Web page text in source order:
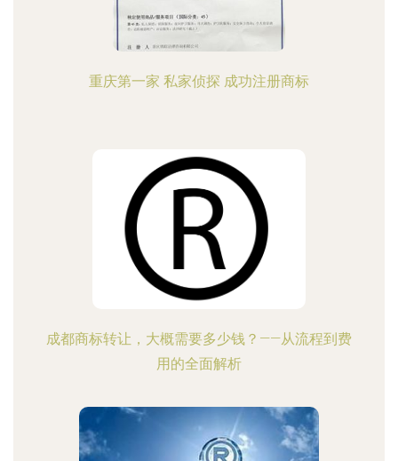
重庆第一家 私家侦探 成功注册商标
成都商标转让，大概需要多少钱？——从流程到费
用的全面解析